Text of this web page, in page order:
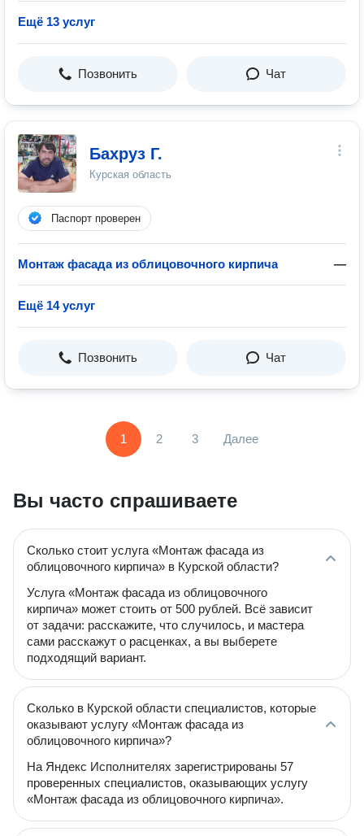
Ещё 13 услуг
Позвонить Чат
Бахруз Г.
Курская область
Паспорт проверен
Монтаж фасада из облицовочного кирпича —
Ещё 14 услуг
Позвонить Чат
1 2 3 Далее
Вы часто спрашиваете
Сколько стоит услуга «Монтаж фасада из
облицовочного кирпича» в Курской области?
Услуга «Монтаж фасада из облицовочного
кирпича» может стоить от 500 рублей. Всё зависит
от задачи: расскажите, что случилось, и мастера
сами расскажут о расценках, а вы выберете
подходящий вариант.
Сколько в Курской области специалистов, которые
оказывают услугу «Монтаж фасада из
облицовочного кирпича»?
На Яндекс Исполнителях зарегистрированы 57
проверенных специалистов, оказывающих услугу
«Монтаж фасада из облицовочного кирпича».